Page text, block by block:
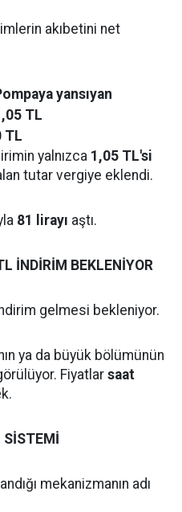
akıbetini net
yansıyan
TL
TL
yalnızca 1,05 TL'si
tutar vergiye eklendi.
81 lirayı aştı.
İNDİRİM BEKLENİYOR
gelmesi bekleniyor.
ya da büyük bölümünün
Fiyatlar saat
SİSTEMİ
mekanizmanın adı